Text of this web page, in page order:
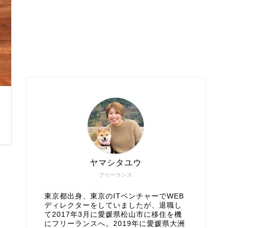
フリーランス
ヤマシタユウ
東京都出身、東京のITベンチャーでWEB
ディレクターをしていましたが、退職し
て2017年3月に愛媛県松山市に移住を機
にフリーランスへ。2019年に愛媛県大洲